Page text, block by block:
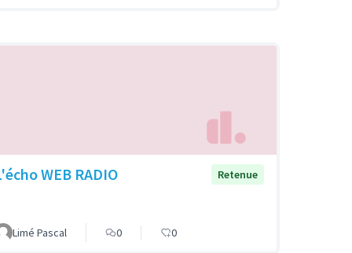
WEB RADIO Retenue
Limé Pascal 0 0